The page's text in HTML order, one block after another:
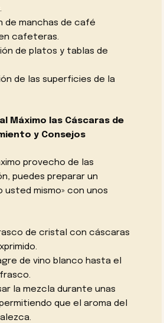
de manchas de café
cafeteras.
de platos y tablas de
de las superficies de la
Máximo las Cáscaras de
y Consejos
provecho de las
puedes preparar un
usted mismo» con unos
de cristal con cáscaras
de vino blanco hasta el
la mezcla durante unas
que el aroma del